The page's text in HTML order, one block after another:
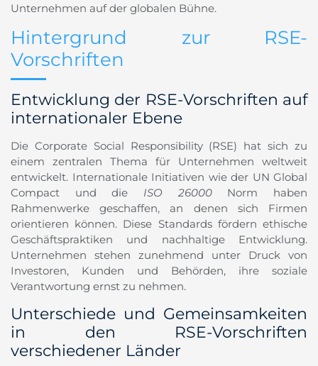
Unternehmen auf der globalen Bühne.
Hintergrund zur RSE-
Vorschriften
Entwicklung der RSE-Vorschriften auf
internationaler Ebene
Die Corporate Social Responsibility (RSE) hat sich zu
einem zentralen Thema für Unternehmen weltweit
entwickelt. Internationale Initiativen wie der UN Global
Compact und die ISO 26000Norm haben
Rahmenwerke geschaffen, an denen sich Firmen
orientieren können. Diese Standards fördern ethische
Geschäftspraktiken und nachhaltige Entwicklung.
Unternehmen stehen zunehmend unter Druck von
Investoren, Kunden und Behörden, ihre soziale
Verantwortung ernst zu nehmen.
Unterschiede und Gemeinsamkeiten
in den RSE-Vorschriften
verschiedener Länder